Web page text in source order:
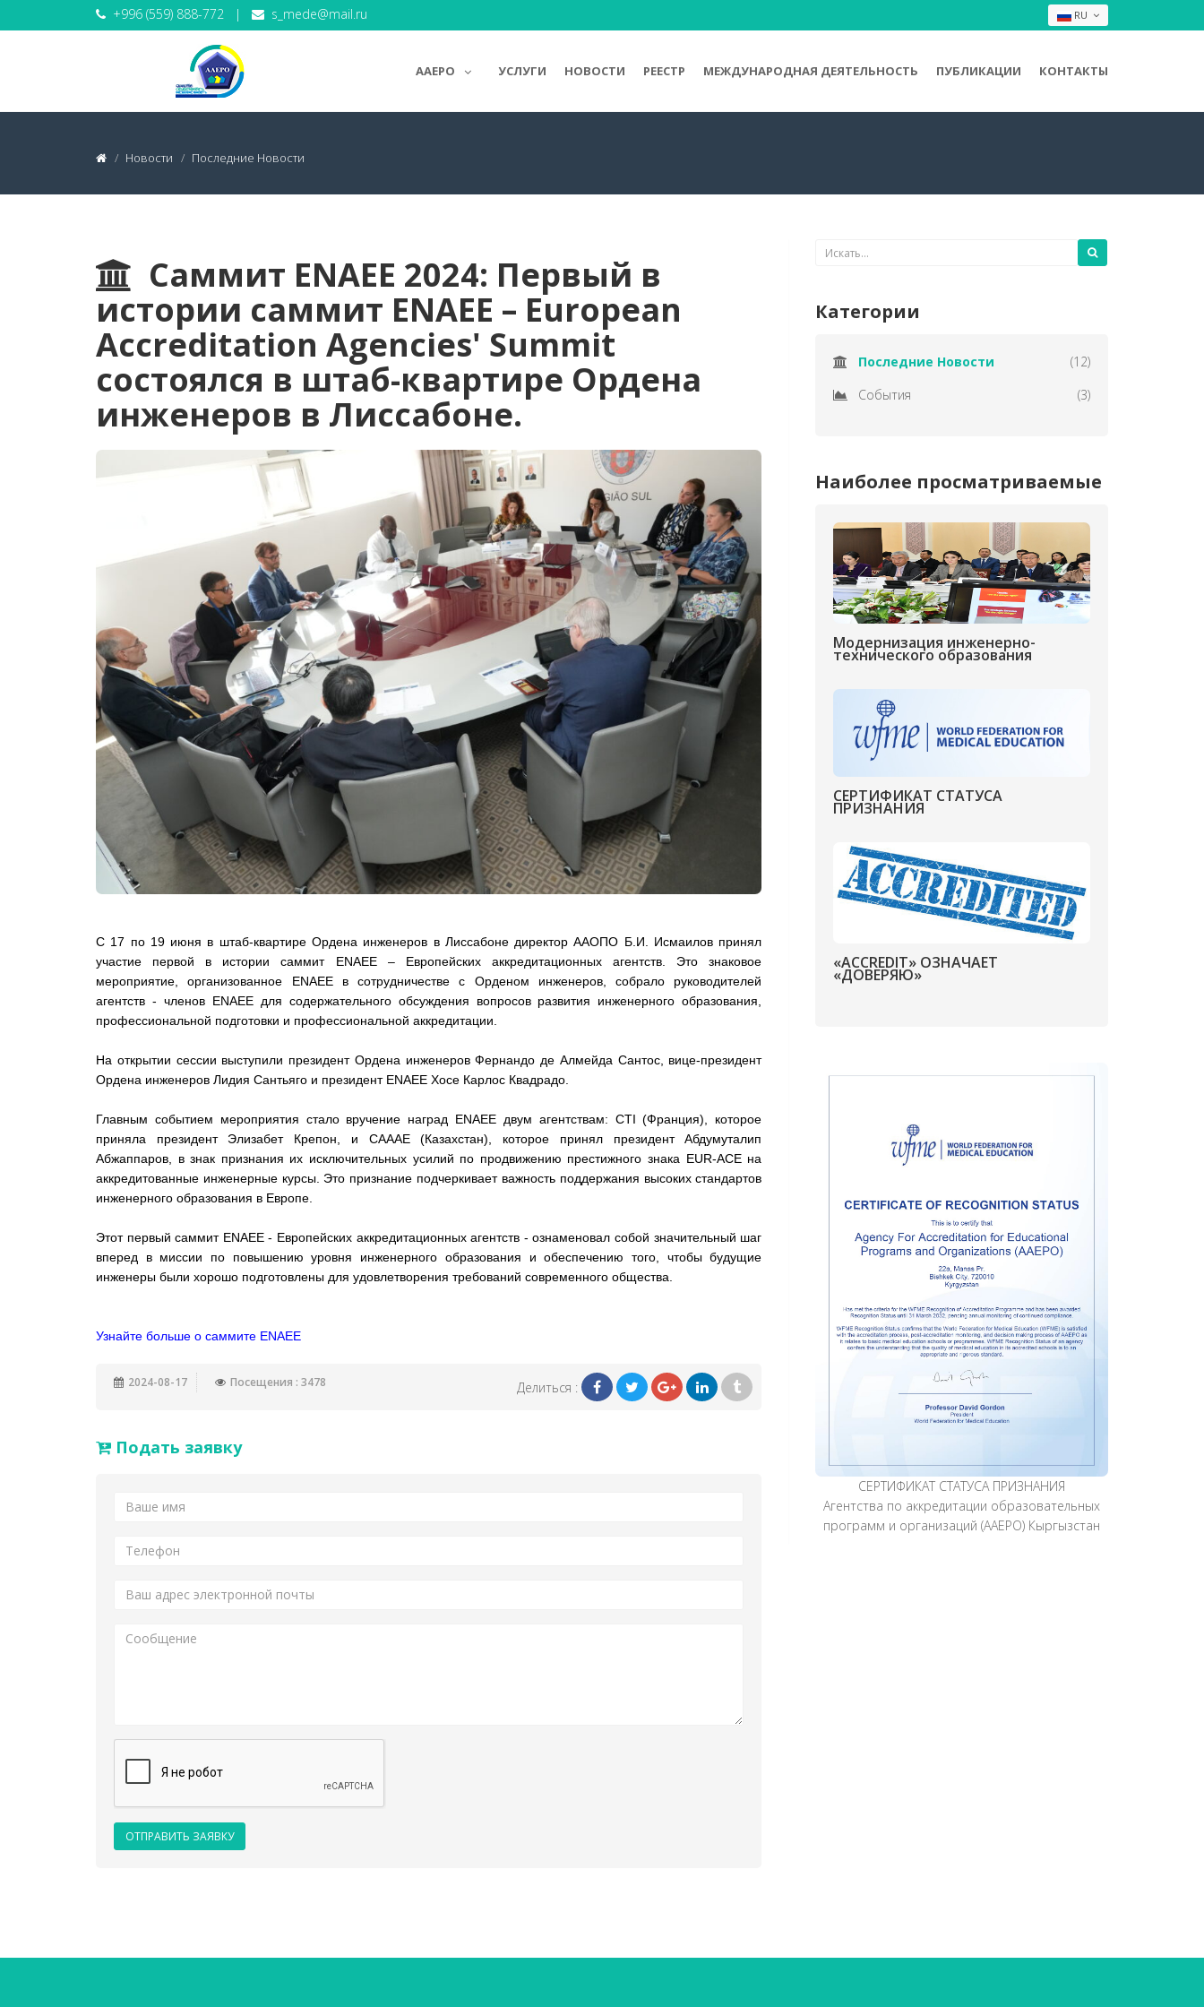
RU
+996 (559) 888-772 | s_mede@mail.ru
AAEPO УСЛУГИ НОВОСТИ РЕЕСТР МЕЖДУНАРОДНАЯ ДЕЯТЕЛЬНОСТЬ ПУБЛИКАЦИИ КОНТАКТЫ
Новости Последние Новости
Саммит ENAEE 2024: Первый в
истории саммит ENAEE – European
Accreditation Agencies' Summit
состоялся в штаб-квартире Ордена
инженеров в Лиссабоне.
С 17 по 19 июня в штаб-квартире Ордена инженеров в Лиссабоне директор ААОПО Б.И. Исмаилов принял
участие первой в истории саммит ENAEE – Европейских аккредитационных агентств. Это знаковое
мероприятие, организованное ENAEE в сотрудничестве с Орденом инженеров, собрало руководителей
агентств - членов ENAEE для содержательного обсуждения вопросов развития инженерного образования,
профессиональной подготовки и профессиональной аккредитации.
На открытии сессии выступили президент Ордена инженеров Фернандо де Алмейда Сантос, вице-президент
Ордена инженеров Лидия Сантьяго и президент ENAEE Хосе Карлос Квадрадо.
Главным событием мероприятия стало вручение наград ENAEE двум агентствам: CTI (Франция), которое
приняла президент Элизабет Крепон, и CAAAE (Казахстан), которое принял президент Абдумуталип
Абжаппаров, в знак признания их исключительных усилий по продвижению престижного знака EUR-ACE на
аккредитованные инженерные курсы. Это признание подчеркивает важность поддержания высоких стандартов
инженерного образования в Европе.
Этот первый саммит ENAEE - Европейских аккредитационных агентств - ознаменовал собой значительный шаг
вперед в миссии по повышению уровня инженерного образования и обеспечению того, чтобы будущие
инженеры были хорошо подготовлены для удовлетворения требований современного общества.
Узнайте больше о саммите ENAEE
2024-08-17 Посещения : 3478 Делиться :
Подать заявку
ОТПРАВИТЬ ЗАЯВКУ
Категории
Последние Новости
(12)
События
(3)
Наиболее просматриваемые
Модернизация инженерно-
технического образования
СЕРТИФИКАТ СТАТУСА
ПРИЗНАНИЯ
«ACCREDIT» ОЗНАЧАЕТ
«ДОВЕРЯЮ»
СЕРТИФИКАТ СТАТУСА ПРИЗНАНИЯ
Агентства по аккредитации образовательных
программ и организаций (AАEPO) Кыргызстан